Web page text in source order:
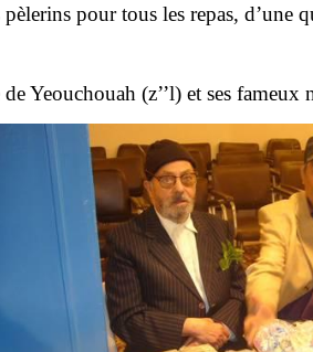
pour tous les repas, d’une
Yeouchouah (z’’l) et ses